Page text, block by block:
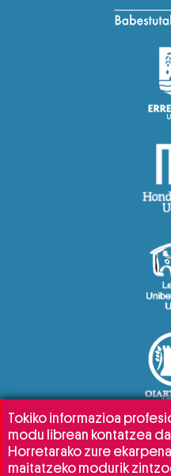
Tokiko informazioa
modu librean kontatzea
Horretarako zure
maitatzeko modurik